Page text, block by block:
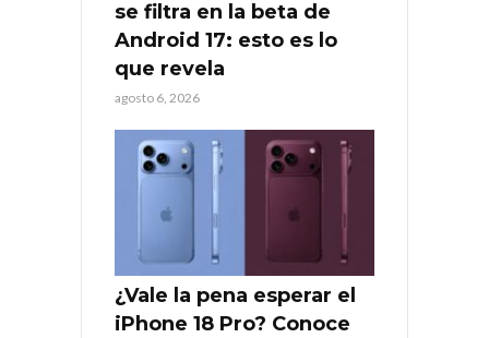
se filtra en la beta de
Android 17: esto es lo
que revela
agosto 6, 2026
¿Vale la pena esperar el
iPhone 18 Pro? Conoce